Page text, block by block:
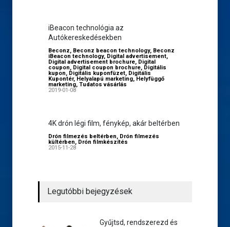
iBeacon technológia az
Autókereskedésekben
Beconz, Beconz beacon technology, Beconz
iBeacon technology, Digital advertisement,
Digital advertisement brochure, Digital
coupon, Digital coupon brochure, Digitális
kupon, Digitális kuponfüzet, Digitális
Kupontér, Helyalapú marketing, Helyfüggő
marketing, Tudatos vásárlás
2019-01-08
4K drón légi film, fénykép, akár beltérben
Drón filmezés beltérben, Drón filmezés
kültérben, Drón filmkészítés
2015-11-28
Legutóbbi bejegyzések
Gyűjtsd, rendszerezd és